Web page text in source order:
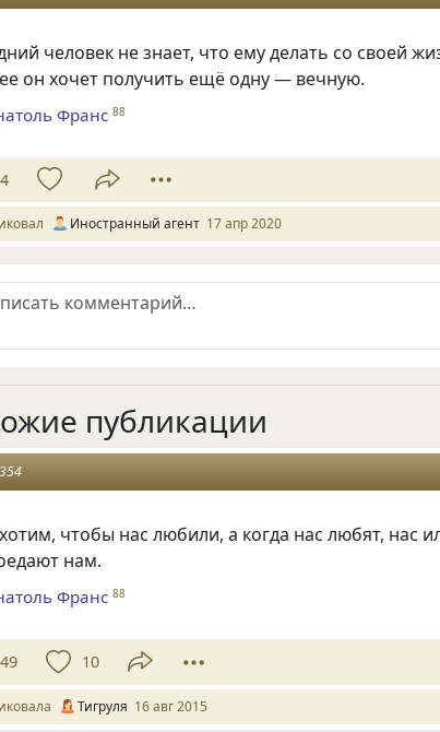
человек не знает, что ему делать со своей
он хочет получить ещё одну — вечную.
Франс 88
4
Иностранный агент 17 апр 2020
публикации
чтобы нас любили, а когда нас любят, нас
нам.
Франс 88
49 10
Тигруля 16 авг 2015